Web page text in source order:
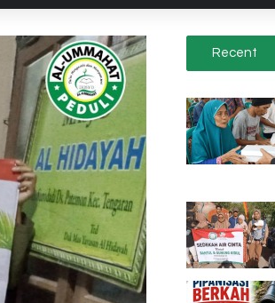
Recent